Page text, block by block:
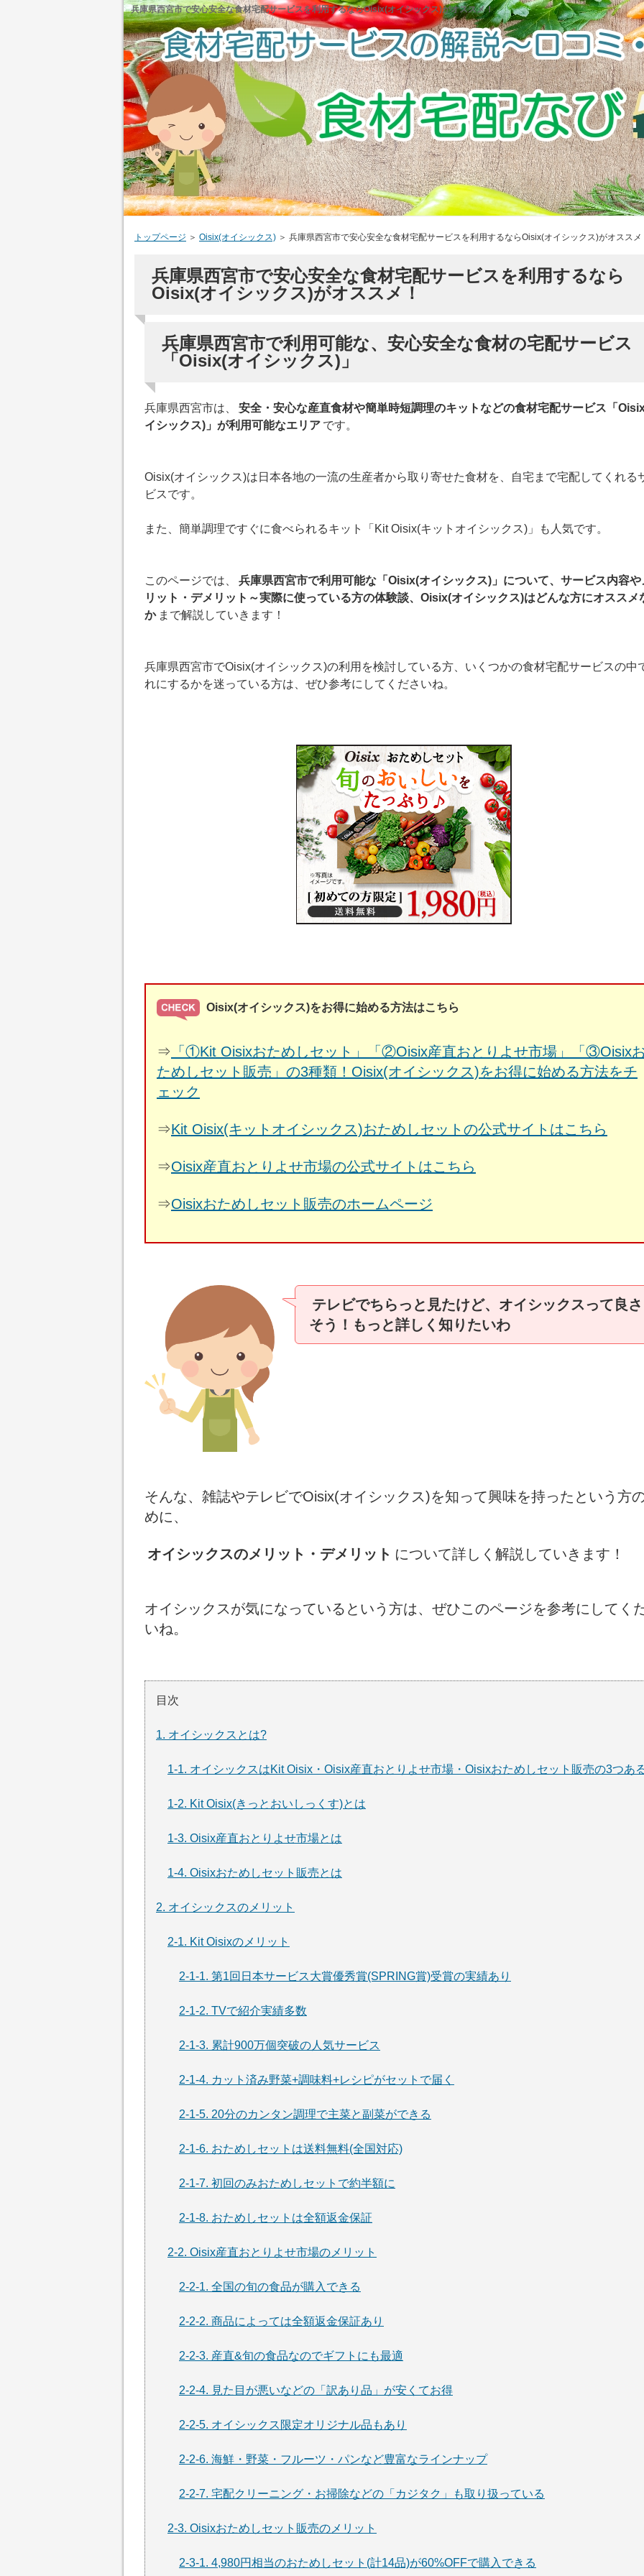
兵庫県西宮市で安心安全な食材宅配サービスを利用するならOisix(オイシックス)がオススメ！
トップページ ＞ Oisix(オイシックス) ＞ 兵庫県西宮市で安心安全な食材宅配サービスを利用するならOisix(オイシックス)がオススメ
兵庫県西宮市で安心安全な食材宅配サービスを利用するなら
Oisix(オイシックス)がオススメ！
兵庫県西宮市で利用可能な、安心安全な食材の宅配サービス
「Oisix(オイシックス)」
兵庫県西宮市は、
安全・安心な産直食材や簡単時短調理のキットなどの食材宅配サービス「
イシックス)」が利用可能なエリア です。
Oisix(オイシックス)は日本各地の一流の生産者から取り寄せた食材を、自宅まで宅配してくれる
ビスです。
また、簡単調理ですぐに食べられるキット「Kit Oisix(キットオイシックス)」も人気です。
このページでは、
兵庫県西宮市で利用可能な「Oisix(オイシックス)」について、サービス内容や
リット・デメリット～実際に使っている方の体験談、Oisix(オイシックス)はどんな方にオススメ
か まで解説していきます！
兵庫県西宮市でOisix(オイシックス)の利用を検討している方、いくつかの食材宅配サービスの中
れにするかを迷っている方は、ぜひ参考にしてくださいね。
Oisix(オイシックス)をお得に始める方法はこちら
⇒ 「①Kit Oisixおためしセット」「②Oisix産直おとりよせ市場」「③Oisix
ためしセット販売」の3種類！Oisix(オイシックス)をお得に始める方法をチ
ェック
⇒Kit Oisix(キットオイシックス)おためしセットの公式サイトはこちら
⇒Oisix産直おとりよせ市場の公式サイトはこちら
⇒Oisixおためしセット販売のホームページ
テレビでちらっと見たけど、オイシックスって良さ
そう！もっと詳しく知りたいわ
そんな、雑誌やテレビでOisix(オイシックス)を知って興味を持ったという方
めに、
オイシックスのメリット・デメリット について詳しく解説していきます！
オイシックスが気になっているという方は、ぜひこのページを参考にしてく
いね。
目次
1. オイシックスとは?
1-1. オイシックスはKit Oisix・Oisix産直おとりよせ市場・Oisixおためしセット販売の3つあ
1-2. Kit Oisix(きっとおいしっくす)とは
1-3. Oisix産直おとりよせ市場とは
1-4. Oisixおためしセット販売とは
2. オイシックスのメリット
2-1. Kit Oisixのメリット
2-1-1. 第1回日本サービス大賞優秀賞(SPRING賞)受賞の実績あり
2-1-2. TVで紹介実績多数
2-1-3. 累計900万個突破の人気サービス
2-1-4. カット済み野菜+調味料+レシピがセットで届く
2-1-5. 20分のカンタン調理で主菜と副菜ができる
2-1-6. おためしセットは送料無料(全国対応)
2-1-7. 初回のみおためしセットで約半額に
2-1-8. おためしセットは全額返金保証
2-2. Oisix産直おとりよせ市場のメリット
2-2-1. 全国の旬の食品が購入できる
2-2-2. 商品によっては全額返金保証あり
2-2-3. 産直&旬の食品なのでギフトにも最適
2-2-4. 見た目が悪いなどの「訳あり品」が安くてお得
2-2-5. オイシックス限定オリジナル品もあり
2-2-6. 海鮮・野菜・フルーツ・パンなど豊富なラインナップ
2-2-7. 宅配クリーニング・お掃除などの「カジタク」も取り扱っている
2-3. Oisixおためしセット販売のメリット
2-3-1. 4,980円相当のおためしセット(計14品)が60%OFFで購入できる